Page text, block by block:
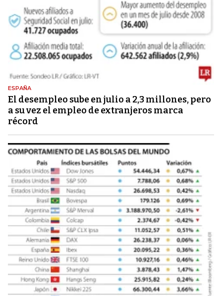
ESPAÑA
El desempleo sube en julio a 2,3 millones, pero
a su vez el empleo de extranjeros marca
récord